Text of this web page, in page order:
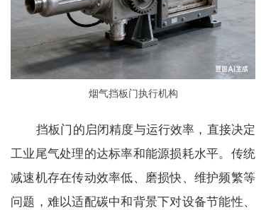
烟气挡板门执行机构
挡板门的启闭精度与运行效率，直接决定
工业尾气处理的达标率和能源损耗水平。传统
减速机存在传动效率低、磨损快、维护频繁等
问题，难以适配碳中和背景下对设备节能性、